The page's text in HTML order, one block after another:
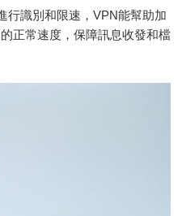
行識別和限速，VPN能幫助加
正常速度，保障訊息收發和檔